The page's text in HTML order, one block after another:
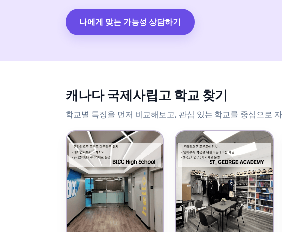
나에게 맞는 가능성 상담하기
캐나다 국제사립고 학교 찾기
학교별 특징을 먼저 비교해보고, 관심 있는 학교를 중심으로